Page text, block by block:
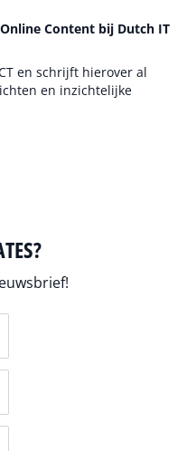
Content bij Dutch IT
en schrijft hierover al
en inzichtelijke